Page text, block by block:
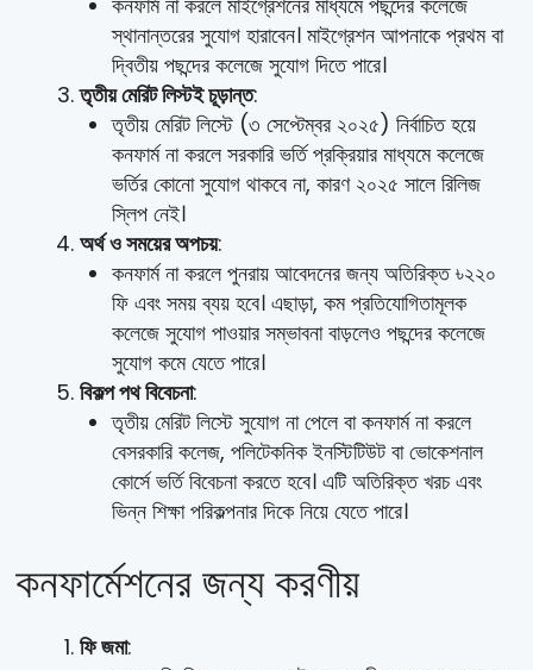
স্থানান্তরের সুযোগ হারাবেন। মাইগ্রেশন আপনাকে প্রথম বা
দ্বিতীয় পছন্দের কলেজে সুযোগ দিতে পারে।
তৃতীয় মেরিট লিস্টই চূড়ান্ত:
তৃতীয় মেরিট লিস্টে (৩ সেপ্টেম্বর ২০২৫) নির্বাচিত হয়ে
কনফার্ম না করলে সরকারি ভর্তি প্রক্রিয়ার মাধ্যমে কলেজে
ভর্তির কোনো সুযোগ থাকবে না, কারণ ২০২৫ সালে রিলিজ
স্লিপ নেই।
অর্থ ও সময়ের অপচয়:
কনফার্ম না করলে পুনরায় আবেদনের জন্য অতিরিক্ত ৳২২০
ফি এবং সময় ব্যয় হবে। এছাড়া, কম প্রতিযোগিতামূলক
কলেজে সুযোগ পাওয়ার সম্ভাবনা বাড়লেও পছন্দের কলেজে
সুযোগ কমে যেতে পারে।
বিকল্প পথ বিবেচনা:
তৃতীয় মেরিট লিস্টে সুযোগ না পেলে বা কনফার্ম না করলে
বেসরকারি কলেজ, পলিটেকনিক ইনস্টিটিউট বা ভোকেশনাল
কোর্সে ভর্তি বিবেচনা করতে হবে। এটি অতিরিক্ত খরচ এবং
ভিন্ন শিক্ষা পরিকল্পনার দিকে নিয়ে যেতে পারে।
কনফার্মেশনের জন্য করণীয়
ফি জমা: